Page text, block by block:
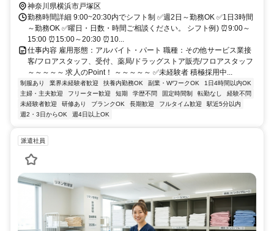
神奈川県横浜市戸塚区
勤務時間詳細 9:00~20:30内でシフト制 ✅週2日～勤務OK ✅1日3時間
～勤務OK ✅曜日・日数・時間ご相談ください。 シフト例) ⏰9:00～
15:00 ⏰15:00～20:30 ⏰10...
仕事内容 雇用形態：アルバイト・パート 職種：その他サービス業接
客/フロアスタッフ、受付、薬局/ドラッグストア販売/フロアスタッフ
～～～～～ 求人のPoint！ ～～～～～ ✅未経験者 積極採用中...
制服あり 業界未経験者歓迎 扶養内勤務OK 副業・WワークOK
1日4時間以内OK
主婦・主夫歓迎
フリーター歓迎 短期 学歴不問 固定時間制 転勤なし
経験不問
未経験者歓迎
研修あり ブランクOK 長期歓迎 フルタイム歓迎
駅近5分以内
週2・3日からOK
週4日以上OK
派遣社員